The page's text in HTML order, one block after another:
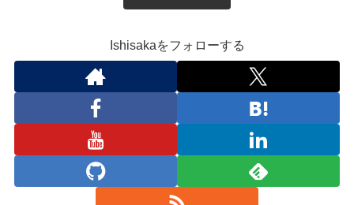
Ishisakaをフォローする